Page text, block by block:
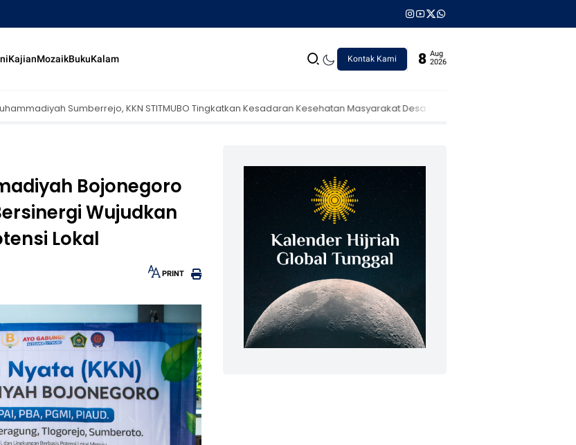
KajianMozaikBukuKalam Kontak Kami 8 Aug
2026
KKN STITMUBO Tingkatkan Kesadaran Kesehatan Masyarakat Desa Prigi Jagong Lintas Sektor di Bojonegoro Perkuat
Bojonegoro
Wujudkan
Lokal
PRINT